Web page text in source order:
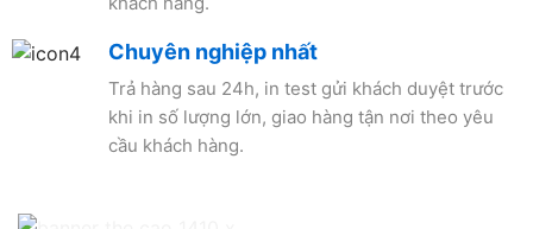
Chuyên nghiệp nhất
Trả hàng sau 24h, in test gửi khách duyệt trước
khi in số lượng lớn, giao hàng tận nơi theo yêu
cầu khách hàng.